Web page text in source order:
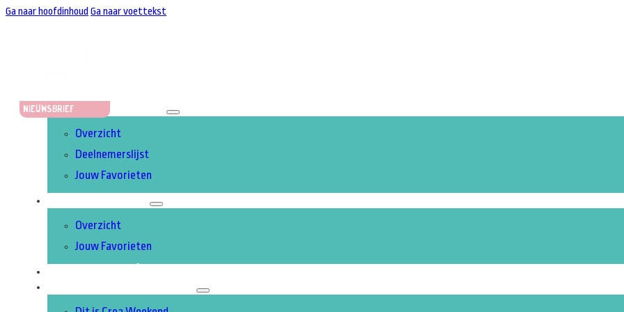
Ga naar hoofdinhoud Ga naar voettekst
NieuwsbriefSTANDHOUDERS
Overzicht
Deelnemerslijst
Jouw Favorieten
Overzicht
Jouw Favorieten